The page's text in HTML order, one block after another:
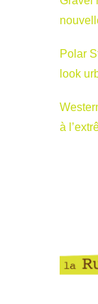
Polar
look
à